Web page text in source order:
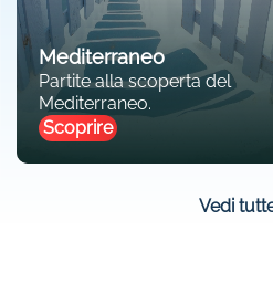
Mediterraneo
Partite alla scoperta del
Mediterraneo.
Scoprire
Vedi